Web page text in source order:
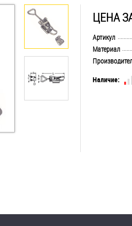
ЦЕНА
Артикул
Материал
Наличие: